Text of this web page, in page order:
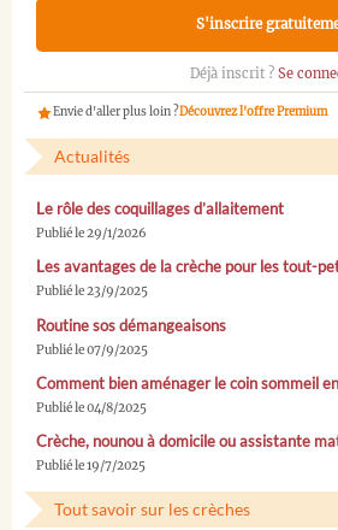
S'inscrire
Déjà inscrit ? Se
Envie d'aller plus loin ?Découvrez l'offre Premium
Actualités
Le rôle des coquillages d’allaitement
Publié le 29/1/2026
Les avantages de la crèche pour les tout-
Publié le 23/9/2025
Routine sos démangeaisons
Publié le 07/9/2025
Comment bien aménager le coin sommeil
Publié le 04/8/2025
Crèche, nounou à domicile ou assistante
Publié le 19/7/2025
Tout savoir sur les crèches